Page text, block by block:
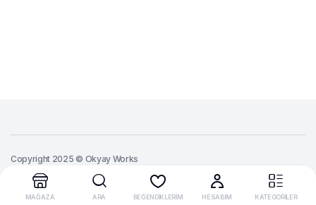
Copyright 2025 © Okyay Works
MAĞAZA ARA BEĞENDİKLERİM HESABIM KATEGORİLER